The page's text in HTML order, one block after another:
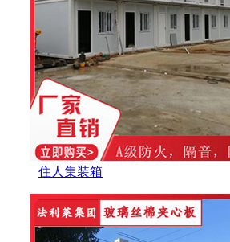
住人集装箱